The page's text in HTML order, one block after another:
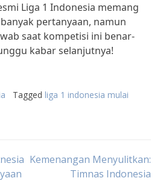
Liga 1 Indonesia memang
pertanyaan, namun
saat kompetisi ini benar-
kabar selanjutnya!
Tagged liga 1 indonesia mulai
Kemenangan Menyulitkan:
Timnas Indonesia